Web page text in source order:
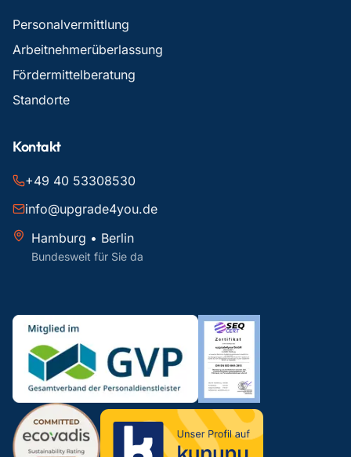
Personalvermittlung
Arbeitnehmerüberlassung
Fördermittelberatung
Standorte
Kontakt
+49 40 53308530
info@upgrade4you.de
Hamburg • Berlin
Bundesweit für Sie da